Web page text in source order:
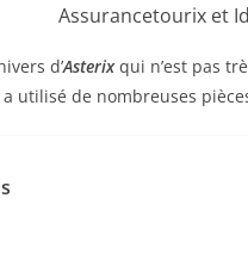
Assurancetourix et
d’Asterixqui n’est pas
utilisé de nombreuses